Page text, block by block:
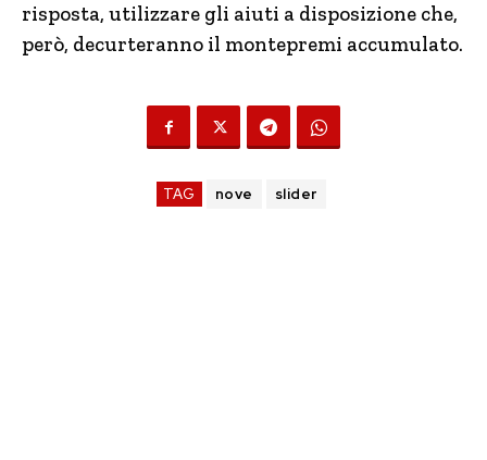
risposta, utilizzare gli aiuti a disposizione che,
però, decurteranno il montepremi accumulato.
TAG nove slider